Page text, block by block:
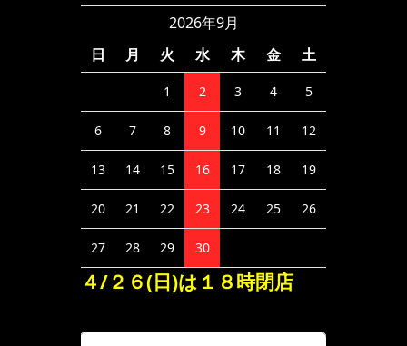
2026年9月
日
月 火 水 木 金 土
1 2 3 4 5
6 7 8 9 10 11 12
13 14 15 16 17 18 19
20 21 22 23 24 25 26
27 28 29 30
４/２６(日)は１８時閉店